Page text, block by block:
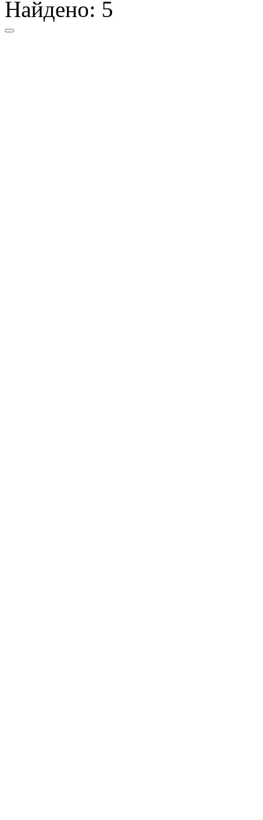
Найдено: 5